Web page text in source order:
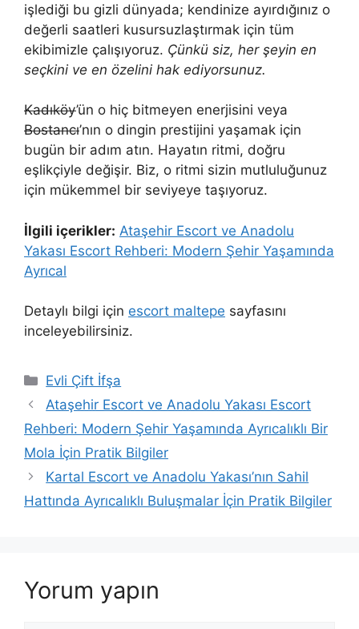
işlediği bu gizli dünyada; kendinize ayırdığınız o
değerli saatleri kusursuzlaştırmak için tüm
ekibimizle çalışıyoruz. Çünkü siz, her şeyin en
seçkini ve en özelini hak ediyorsunuz.
Kadıköy’ün o hiç bitmeyen enerjisini veya
Bostancı’nın o dingin prestijini yaşamak için
bugün bir adım atın. Hayatın ritmi, doğru
eşlikçiyle değişir. Biz, o ritmi sizin mutluluğunuz
için mükemmel bir seviyeye taşıyoruz.
İlgili içerikler: Ataşehir Escort ve Anadolu
Yakası Escort Rehberi: Modern Şehir Yaşamında
Ayrıcal
Detaylı bilgi için escort maltepe sayfasını
inceleyebilirsiniz.
Kategoriler
Evli Çift İfşa
Ataşehir Escort ve Anadolu Yakası Escort
Rehberi: Modern Şehir Yaşamında Ayrıcalıklı Bir
Mola İçin Pratik Bilgiler
Kartal Escort ve Anadolu Yakası’nın Sahil
Hattında Ayrıcalıklı Buluşmalar İçin Pratik Bilgiler
Yorum yapın